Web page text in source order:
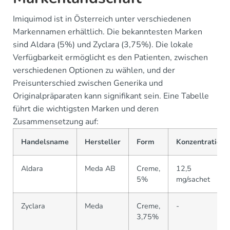
Imiquimod ist in Österreich unter verschiedenen
Markennamen erhältlich. Die bekanntesten Marken
sind Aldara (5%) und Zyclara (3,75%). Die lokale
Verfügbarkeit ermöglicht es den Patienten, zwischen
verschiedenen Optionen zu wählen, und der
Preisunterschied zwischen Generika und
Originalpräparaten kann signifikant sein. Eine Tabelle
führt die wichtigsten Marken und deren
Zusammensetzung auf:
Handelsname Hersteller Form Konzentration
Aldara Meda AB
Creme,
5%
12,5
mg/sachet
Zyclara Meda
Creme,
3,75%
-